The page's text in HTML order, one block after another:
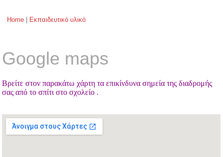
Home| Εκπαιδευτικό υλικό
Google maps
Βρείτε στον παρακάτω χάρτη τα επικίνδυνα σημεία της διαδρομής
σας από το σπίτι στο σχολείο .